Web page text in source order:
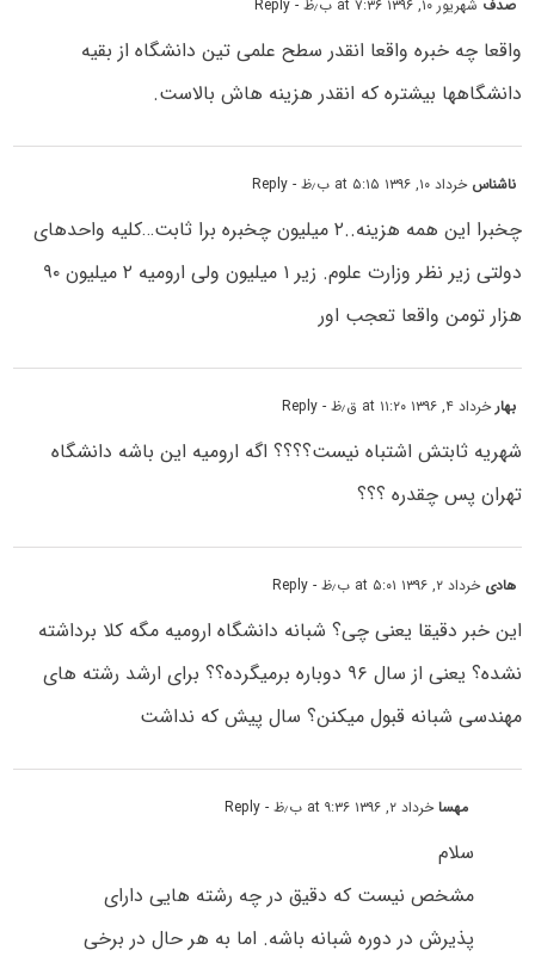
صدف شهریور ۱۰, ۱۳۹۶ at ۷:۳۶ ب٫ظ - Reply
واقعا چه خبره واقعا انقدر سطح علمی تین دانشگاه از بقیه
دانشگاهها بیشتره که انقدر هزینه هاش بالاست.
ناشناس خرداد ۱۰, ۱۳۹۶ at ۵:۱۵ ب٫ظ - Reply
چخبرا این همه هزینه..۲ میلیون چخبره برا ثابت…کلیه واحدهای
دولتی زیر نظر وزارت علوم. زیر ۱ میلیون ولی ارومیه ۲ میلیون ۹۰
هزار تومن واقعا تعجب اور
بهارخرداد ۴, ۱۳۹۶ at ۱۱:۲۰ ق٫ظ - Reply
شهریه ثابتش اشتباه نیست؟؟؟؟ اگه ارومیه این باشه دانشگاه
تهران پس چقدره ؟؟؟
هادی خرداد ۲, ۱۳۹۶ at ۵:۰۱ ب٫ظ - Reply
این خبر دقیقا یعنی چی؟ شبانه دانشگاه ارومیه مگه کلا برداشته
نشده؟ یعنی از سال ۹۶ دوباره برمیگرده؟؟ برای ارشد رشته های
مهندسی شبانه قبول میکنن؟ سال پیش که نداشت
مهساخرداد ۲, ۱۳۹۶ at ۹:۳۶ ب٫ظ - Reply
سلام
مشخص نیست که دقیق در چه رشته هایی دارای
پذیرش در دوره شبانه باشه. اما به هر حال در برخی